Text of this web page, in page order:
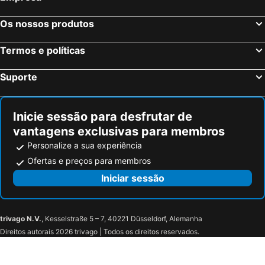
Stadium PAOK
Plastira Kalamaria
Κerkini - Ditiko Anachoma - Lithotopos
Neverland
Sunshine
Parku Rinia
Casa Italia
Lagomandra
Marina Porto Carras
Orma - I giorti tou Kastanou
Voras - Kaimaktsalan Ski Center
Traditional Settlement of Palaios Agios Athanassios
Kaliva
Waterfalls Park
Iera Mitropoli Edessis Pellis kai Almopias
Traditional area of Varosi
Archaeological Site of Longos
Kožuf
Park of Naousa
Dasos ton Xristougennon
Skra Waterfalls
Wine Route of Pella - Goumenissa
Environmental Center of Arktouros
Os nossos produtos
Termos e políticas
Suporte
Inicie sessão para desfrutar de
vantagens exclusivas para membros
Personalize a sua experiência
Ofertas e preços para membros
Iniciar sessão
trivago N.V., Kesselstraße 5 – 7, 40221 Düsseldorf, Alemanha
Direitos autorais 2026 trivago | Todos os direitos reservados.